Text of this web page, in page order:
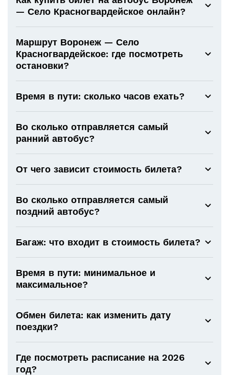
— Село Красногвардейское онлайн?
Маршрут Воронеж — Село
Красногвардейское: где посмотреть
остановки?
Время в пути: сколько часов ехать?
Во сколько отправляется самый
ранний автобус?
От чего зависит стоимость билета?
Во сколько отправляется самый
поздний автобус?
Багаж: что входит в стоимость билета?
Время в пути: минимальное и
максимальное?
Обмен билета: как изменить дату
поездки?
Где посмотреть расписание на 2026
год?